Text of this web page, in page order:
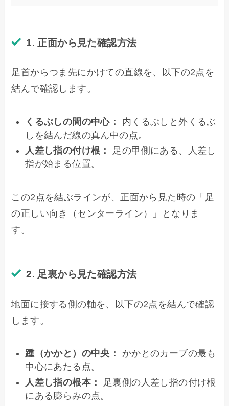
1. 正面から見た確認方法
足首からつま先にかけての直線を、以下の2点を
結んで確認します。
くるぶしの間の中心：
内くるぶしと外くるぶ
しを結んだ線の真ん中の点。
人差し指の付け根：
足の甲側にある、人差し
指が始まる位置。
この2点を結ぶラインが、正面から見た時の「足
の正しい向き（センターライン）」となりま
す。
2. 足裏から見た確認方法
地面に接する側の軸を、以下の2点を結んで確認
します。
踵（かかと）の中央：
かかとのカーブの最も
中心にあたる点。
人差し指の根本：
足裏側の人差し指の付け根
にある膨らみの点。